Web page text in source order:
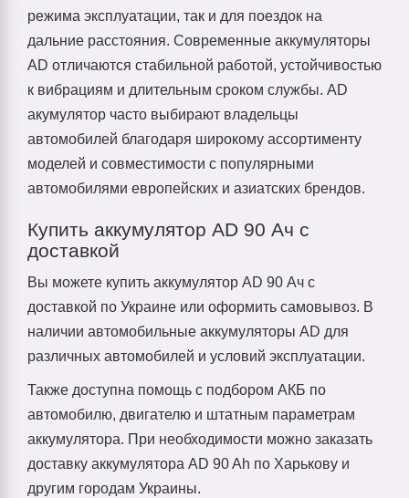
режима эксплуатации, так и для поездок на
дальние расстояния. Современные аккумуляторы
AD отличаются стабильной работой, устойчивостью
к вибрациям и длительным сроком службы. AD
акумулятор часто выбирают владельцы
автомобилей благодаря широкому ассортименту
моделей и совместимости с популярными
автомобилями европейских и азиатских брендов.
Купить аккумулятор AD 90 Ач с
доставкой
Вы можете купить аккумулятор AD 90 Ач с
доставкой по Украине или оформить самовывоз. В
наличии автомобильные аккумуляторы AD для
различных автомобилей и условий эксплуатации.
Также доступна помощь с подбором АКБ по
автомобилю, двигателю и штатным параметрам
аккумулятора. При необходимости можно заказать
доставку аккумулятора AD 90 Ah по Харькову и
другим городам Украины.